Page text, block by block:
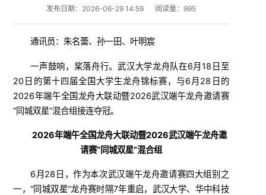
发布日期：2026-06-29 14:59
阅读量： 995
通讯员：朱名蕾、孙一田、叶明宸
一声鼓响，桨落舟行。武汉大学龙舟队在6月18日至
20日的第十四届全国大学生龙舟锦标赛，与6月28日的
2026年端午全国龙舟大联动暨2026武汉端午龙舟邀请赛
“同城双星”混合组接连夺冠。
2026年端午全国龙舟大联动暨2026武汉端午龙舟邀
请赛“同城双星”混合组
6月28日，作为本次武汉端午龙舟邀请赛四大组别之
一，“同城双星”龙舟赛时隔7年重启，武汉大学、华中科技